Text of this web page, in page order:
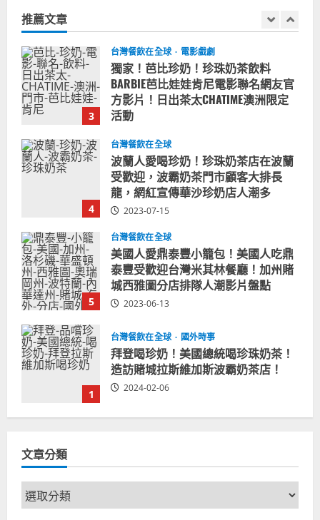
字:
推薦文章
3
台灣餐飲在全球 電影戲劇
獨家！芭比珍奶！珍珠奶茶飲料
BARBIE芭比娃娃肯尼電影聯名網友官
方影片！日出茶太CHATIME澳洲限定
活動
4
台灣餐飲在全球
波蘭人愛喝珍奶！珍珠奶茶店在波蘭
受歡迎，波霸奶茶門市顧客大排長
龍，網紅宣傳華沙珍奶店人潮多
2023-07-15
5
台灣餐飲在全球
美國人愛鼎泰豐小籠包！美國人吃鼎
泰豐受歡迎台灣米其林餐廳！加州賭
城西雅圖分店排隊人潮影片盤點
2023-06-13
1
台灣餐飲在全球 國外時事
拜登喝珍奶！美國總統喝珍珠奶茶！
造訪賭城拉斯維加斯波霸奶茶店！
2024-02-06
2024-01-27
文章分類
文
章